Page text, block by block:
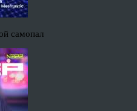
самопал